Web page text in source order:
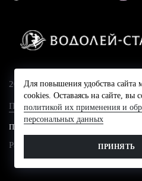
2024 © Компания Водолей-Cтайл
Политика конфидециальности
Представленные на сайте цены не
Разработано в
Для повышения удобства сайта
cookies. Оставаясь на сайте, вы
политикой их применения и
персональных данных
ПРИНЯТЬ